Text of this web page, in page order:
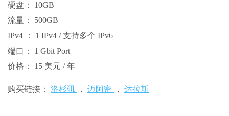
硬盘： 10GB
流量： 500GB
IPv4 ： 1 IPv4 / 支持多个 IPv6
端口： 1 Gbit Port
价格： 15 美元 / 年
购买链接： 洛杉矶 ， 迈阿密 ， 达拉斯